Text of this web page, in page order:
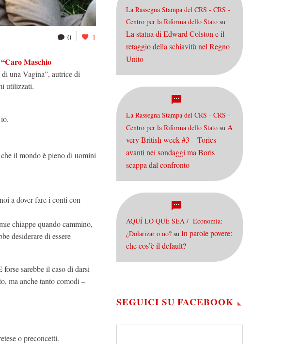
0 1
Caro Maschio
una Vagina”, autrice di
utilizzati.
il mondo è pieno di uomini
a dover fare i conti con
chiappe quando cammino,
desiderare di essere
sarebbe il caso di darsi
ma anche tanto comodi –
o preconcetti.
La Rassegna Stampa del CRS - CRS -
Centro per la Riforma dello Stato su
La statua di Edward Colston e il
retaggio della schiavitù nel Regno
Unito
La Rassegna Stampa del CRS - CRS -
Centro per la Riforma dello Stato su A
very British week #3 – Tories
avanti nei sondaggi ma Boris
scappa dal confronto
AQUÍ LO QUE SEA / Economía:
¿Dolarizar o no? su In parole povere:
che cos’è il default?
SEGUICI SU FACEBOOK